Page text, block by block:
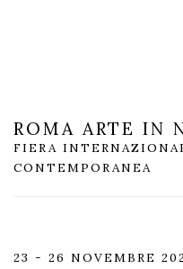
ROMA ARTE IN
FIERA
CONTEMPORANEA
23 - 26 NOVEMBRE